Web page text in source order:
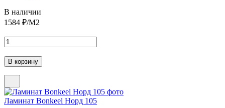
В наличии
1584 ₽/М2
Ламинат Bonkeel Норд 105